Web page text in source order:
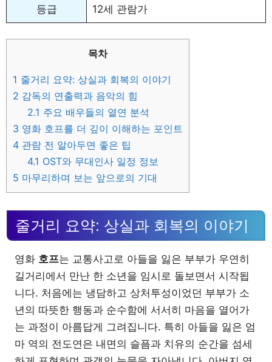
등급 12세 관람가
목차
1 줄거리 요약: 상실과 회복의 이야기
2 감독의 연출력과 음악의 힘
2.1 주요 배우들의 열연 분석
3 영화 호프를 더 깊이 이해하는 포인트
4 관람 전 알아두면 좋은 팁
4.1 OST와 무대인사 일정 정보
5 마무리하며 보는 앞으로의 기대
줄거리 요약: 상실과 회복의 이야기
영화 호프는 교통사고로 아들을 잃은 부부가 우연히
길거리에서 만난 한 소년을 임시로 돌보면서 시작됩
니다. 처음에는 냉담하고 상처투성이었던 부부가 소
년의 따뜻한 행동과 순수함에 서서히 마음을 열어가
는 과정이 아름답게 그려집니다. 특히 아들을 잃은 엄
마 역의 전도연은 내면의 슬픔과 치유의 순간을 섬세